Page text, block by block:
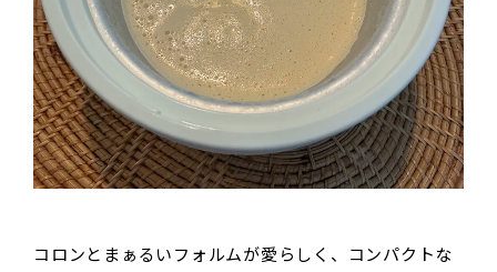
コロンとまぁるいフォルムが愛らしく、コンパクトな